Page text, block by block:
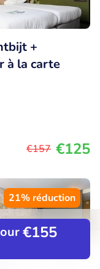
€155
+
à la carte
€157 €125
21% réduction